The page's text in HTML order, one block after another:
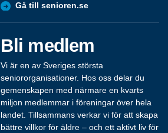
Gå till senioren.se
Bli medlem
Vi är en av Sveriges största
seniororganisationer. Hos oss delar du
gemenskapen med närmare en kvarts
miljon medlemmar i föreningar över hela
landet. Tillsammans verkar vi för att skapa
bättre villkor för äldre – och ett aktivt liv för